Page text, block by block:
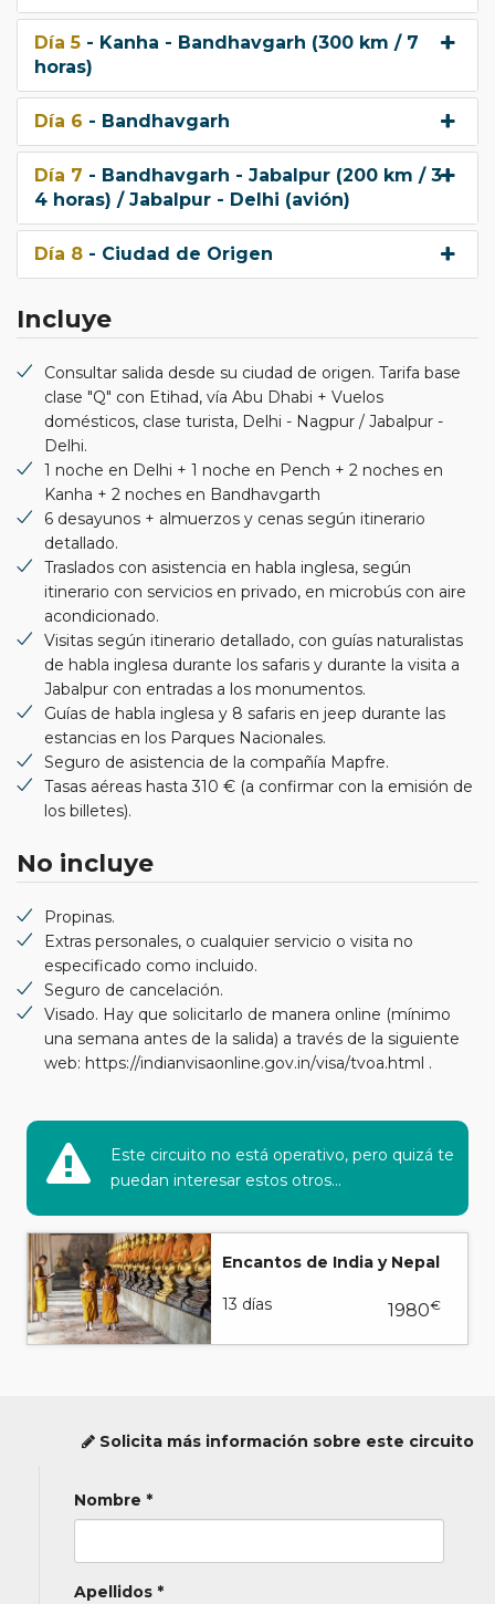
Día 5 - Kanha - Bandhavgarh (300 km / 7
horas)
Día 6 - Bandhavgarh
Día 7 - Bandhavgarh - Jabalpur (200 km / 3-
4 horas) / Jabalpur - Delhi (avión)
Día 8 - Ciudad de Origen
Incluye
Consultar salida desde su ciudad de origen. Tarifa base
clase "Q" con Etihad, vía Abu Dhabi + Vuelos
domésticos, clase turista, Delhi - Nagpur / Jabalpur -
Delhi.
1 noche en Delhi + 1 noche en Pench + 2 noches en
Kanha + 2 noches en Bandhavgarth
6 desayunos + almuerzos y cenas según itinerario
detallado.
Traslados con asistencia en habla inglesa, según
itinerario con servicios en privado, en microbús con aire
acondicionado.
Visitas según itinerario detallado, con guías naturalistas
de habla inglesa durante los safaris y durante la visita a
Jabalpur con entradas a los monumentos.
Guías de habla inglesa y 8 safaris en jeep durante las
estancias en los Parques Nacionales.
Seguro de asistencia de la compañía Mapfre.
Tasas aéreas hasta 310 € (a confirmar con la emisión de
los billetes).
No incluye
Propinas.
Extras personales, o cualquier servicio o visita no
especificado como incluido.
Seguro de cancelación.
Visado. Hay que solicitarlo de manera online (mínimo
una semana antes de la salida) a través de la siguiente
web: https://indianvisaonline.gov.in/visa/tvoa.html .
Este circuito no está operativo, pero quizá te
puedan interesar estos otros...
Encantos de India y Nepal
13 días 1980€
Solicita más información sobre este circuito
Nombre *
Apellidos *